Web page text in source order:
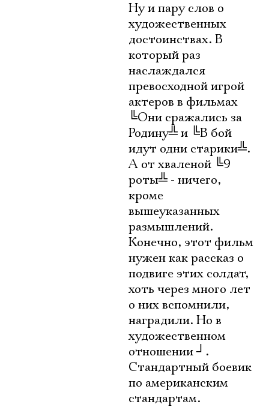
Ну и пару слов о
художественных
достоинствах. В
который раз
наслаждался
превосходной игрой
актеров в фильмах
╚Они сражались за
Родину╩и ╚В бой
идут одни старики╩.
А от хваленой ╚9
роты╩ - ничего,
кроме
вышеуказанных
размышлений.
Конечно, этот фильм
нужен как рассказ о
подвиге этих солдат,
хоть через много лет
о них вспомнили,
наградили. Но в
художественном
отношении┘ .
Стандартный боевик
по американским
стандартам.